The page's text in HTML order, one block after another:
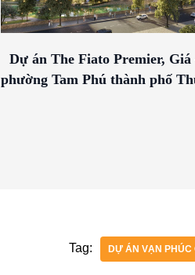
Dự án The Fiato Premier, Giá
phường Tam Phú thành phố
Tag: DỰ ÁN VẠN PHÚC